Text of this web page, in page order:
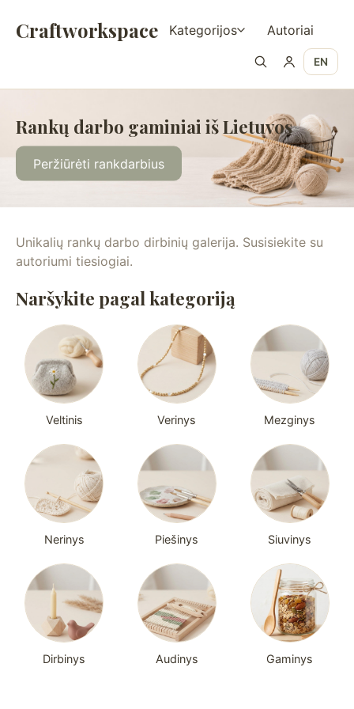
Craftworkspace Kategorijos Autoriai
EN
Rankų darbo gaminiai iš Lietuvos
Peržiūrėti rankdarbius
Unikalių rankų darbo dirbinių galerija. Susisiekite su
autoriumi tiesiogiai.
Naršykite pagal kategoriją
Veltinis Verinys Mezginys
Nerinys Piešinys Siuvinys
Dirbinys Audinys Gaminys